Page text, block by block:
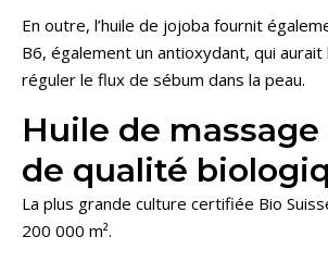
En outre, l’huile de jojoba fournit
B6, également un antioxydant, qui
réguler le flux de sébum dans la peau.
Huile de massage
de qualité
La plus grande culture certifiée Bio
200 000 m².